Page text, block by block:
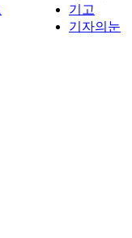
기고
기자의눈